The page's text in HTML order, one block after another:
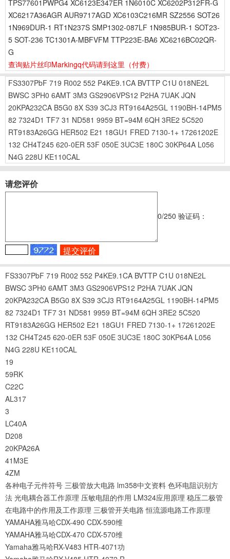
TPS77601PWPG4 XC6123E347ER 1N6010C XC6202P312FR-G
XC6217A36AGR AUR9717AGD XC6103C216MR SZ2556 SOT26
1N969DUR-1 RT1N237S SMP1302-087LF 1N985BUR-1 SOT23-
5 SOT-236 TC1301A-MBFVFM TTP223E-BA6 XC6216BC02QR-
G
查询贴片丝印Markingq代码请到这里 （付费）
FS3307PbF 719 R002 552 P4KE9.1CA BVTTP C1U 018NE2L
BWSC 3PH0 6AMT 3M3 GS2906VPS12 P2HA 7UAK JQN
20KPA232CA B5G0 8X S39 3CJ3 RT9164A25GL 1190BH-14PM5
82 7324D1 TF7 31 ND581 9959 BT=94M 6QH 3RE2 5C520
RT9183A26GG HER502 E21 18GU1 FRED 7130-1+ 17261202E
132 CH4T245 620-0ER 53F 050E 3UC3E 180C 30KP64A L056
N4G 228U KE110CAL
请您评价
0/250 验证码：
FS3307PbF 719 R002 552 P4KE9.1CA BVTTP C1U 018NE2L
BWSC 3PH0 6AMT 3M3 GS2906VPS12 P2HA 7UAK JQN
20KPA232CA B5G0 8X S39 3CJ3 RT9164A25GL 1190BH-14PM5
82 7324D1 TF7 31 ND581 9959 BT=94M 6QH 3RE2 5C520
RT9183A26GG HER502 E21 18GU1 FRED 7130-1+ 17261202E
132 CH4T245 620-0ER 53F 050E 3UC3E 180C 30KP64A L056
N4G 228U KE110CAL
19
59RK
C22C
AL317
3
LC40A
D208
20KPA26A
41M3E
4ZM
各种电子元件符号 三极管放大电路 lm358中文资料 色环电阻识别方
法 光电耦合器工作原理 压敏电阻的作用 LM324应用原理 稳压二极管
在电路中的作用及工作原理 三极管开关电路 恒流源电路工作原理
YAMAHA雅马哈CDX-490 CDX-590维
YAMAHA雅马哈CDX-470 CDX-570维
Yamaha雅马哈RX-V483 HTR-4071功